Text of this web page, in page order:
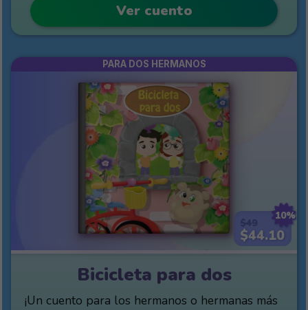
Ver cuento
10%
$44.10
PARA DOS HERMANOS
Bicicleta para dos
¡Un cuento para los hermanos o hermanas más